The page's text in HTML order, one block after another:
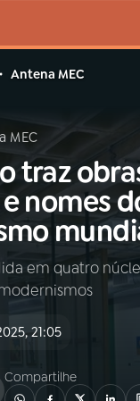
Buscar
Antena MEC
MEC
traz
nomes
em quatro
21:05
Compartilhe